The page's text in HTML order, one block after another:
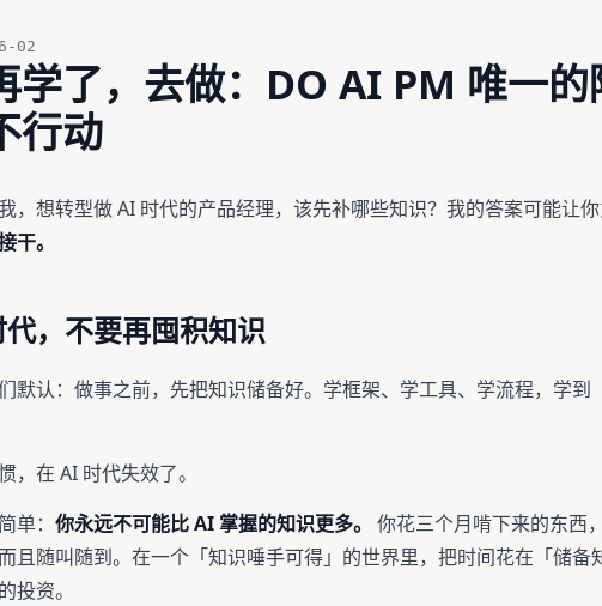
02
学了，去做：DO AI PM 唯一的
行动
，想转型做 AI 时代的产品经理，该先补哪些知识？我的答案可能让
干。
，不要再囤积知识
默认：做事之前，先把知识储备好。学框架、学工具、学流程，学到
，在 AI 时代失效了。
单： 你永远不可能比 AI 掌握的知识更多。 你花三个月啃下来的东西
且随叫随到。在一个「知识唾手可得」的世界里，把时间花在「储备
投资。